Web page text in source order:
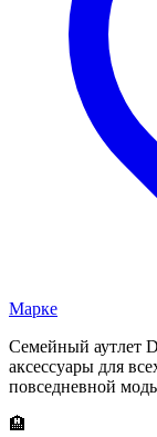
Марке
Семейный аутлет
аксессуары для
повседневной
🏨